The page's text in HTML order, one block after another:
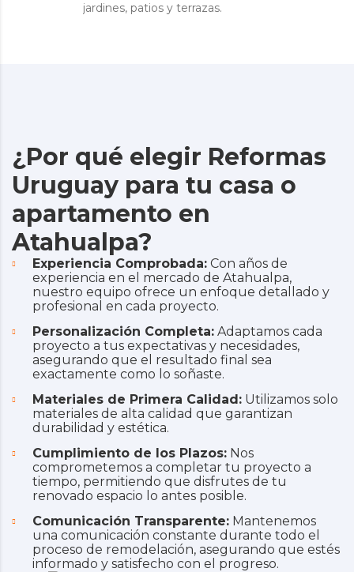
jardines, patios y terrazas.
¿Por qué elegir Reformas
Uruguay para tu casa o
apartamento en
Atahualpa?
Experiencia Comprobada: Con años de
experiencia en el mercado de Atahualpa,
nuestro equipo ofrece un enfoque detallado y
profesional en cada proyecto.
Personalización Completa: Adaptamos cada
proyecto a tus expectativas y necesidades,
asegurando que el resultado final sea
exactamente como lo soñaste.
Materiales de Primera Calidad: Utilizamos solo
materiales de alta calidad que garantizan
durabilidad y estética.
Cumplimiento de los Plazos: Nos
comprometemos a completar tu proyecto a
tiempo, permitiendo que disfrutes de tu
renovado espacio lo antes posible.
Comunicación Transparente: Mantenemos
una comunicación constante durante todo el
proceso de remodelación, asegurando que estés
informado y satisfecho con el progreso.